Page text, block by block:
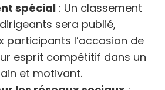
spécial : Un classement
sera publié,
participants l’occasion de
esprit compétitif dans un
et motivant.